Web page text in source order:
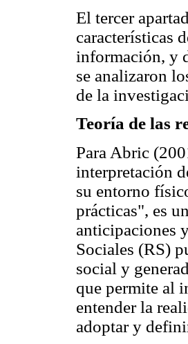
El tercer
características
información, y
se analizaron
de la
Teoría de las
Para Abric
interpretación
su entorno
prácticas", es
anticipaciones
Sociales (RS)
social y
que permite al
entender la
adoptar y